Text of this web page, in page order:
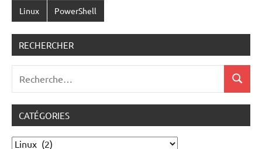
Linux PowerShell
RECHERCHER
:
CATÉGORIES
Catégories